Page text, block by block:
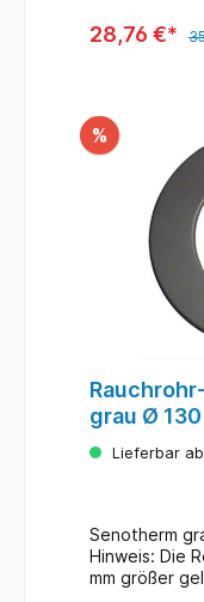
28,76 €*
%
grau Ø
Lieferbar
Senotherm
Hinweis: Die
mm größer